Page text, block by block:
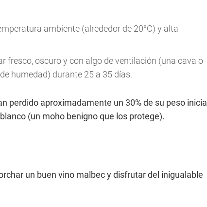
ambiente (alrededor de 20°C) y alta
fresco, oscuro y con algo de ventilación (una cava o
humedad) durante 25 a 35 días.
perdido aproximadamente un 30% de su peso inicial
(un moho benigno que los protege).
un buen vino malbec y disfrutar del inigualable